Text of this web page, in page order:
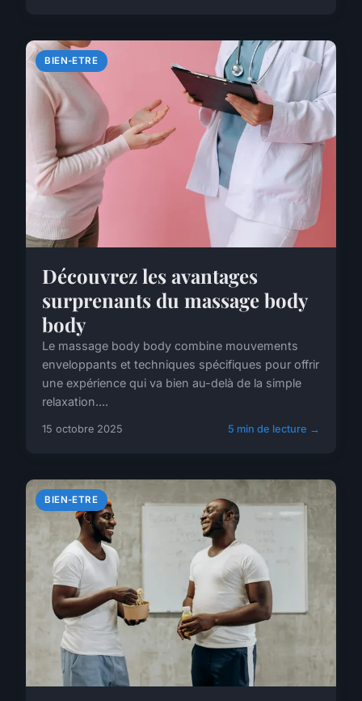
BIEN-ETRE
Découvrez les avantages
surprenants du massage body
body
Le massage body body combine mouvements
enveloppants et techniques spécifiques pour offrir
une expérience qui va bien au-delà de la simple
relaxation....
15 octobre 2025 5 min de lecture →
BIEN-ETRE